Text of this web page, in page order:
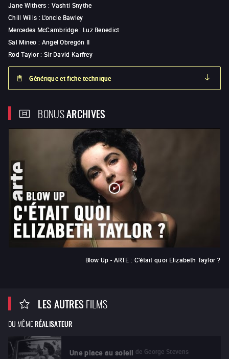
Jane Withers : Vashti Snythe
Chill Wills : L'oncle Bawley
Mercedes McCambridge: Luz Benedict
Sal Mineo : Angel Obregón II
Rod Taylor: Sir David Karfrey
Générique et fiche technique
BONUSARCHIVES
Blow Up - ARTE : C’était quoi Elizabeth Taylor ?
LES AUTRESFILMS
DU MÊME RÉALISATEUR
Une place au soleil de George Stevens